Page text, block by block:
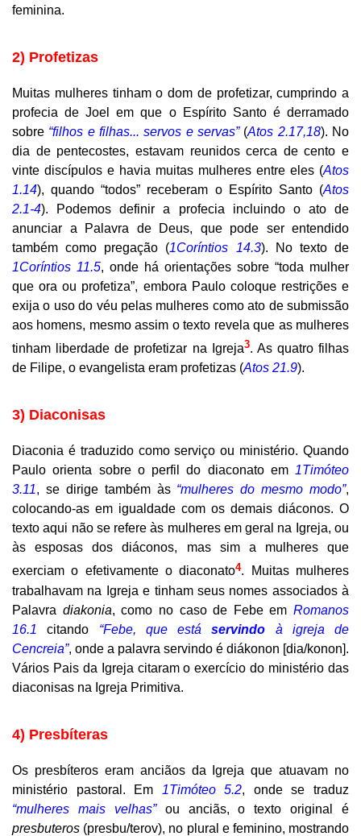
feminina.
2) Profetizas
Muitas mulheres tinham o dom de profetizar, cumprindo a
profecia de Joel em que o Espírito Santo é derramado
sobre “filhos e filhas... servos e servas” (Atos 2.17,18). No
dia de pentecostes, estavam reunidos cerca de cento e
vinte discípulos e havia muitas mulheres entre eles (Atos
1.14), quando “todos” receberam o Espírito Santo (Atos
2.1-4). Podemos definir a profecia incluindo o ato de
anunciar a Palavra de Deus, que pode ser entendido
também como pregação (1Coríntios 14.3). No texto de
1Coríntios 11.5, onde há orientações sobre “toda mulher
que ora ou profetiza”, embora Paulo coloque restrições e
exija o uso do véu pelas mulheres como ato de submissão
aos homens, mesmo assim o texto revela que as mulheres
tinham liberdade de profetizar na Igreja3. As quatro filhas
de Filipe, o evangelista eram profetizas (Atos 21.9).
3) Diaconisas
Diaconia é traduzido como serviço ou ministério. Quando
Paulo orienta sobre o perfil do diaconato em 1Timóteo
3.11, se dirige também às “mulheres do mesmo modo”,
colocando-as em igualdade com os demais diáconos. O
texto aqui não se refere às mulheres em geral na Igreja, ou
às esposas dos diáconos, mas sim a mulheres que
exerciam o efetivamente o diaconato4. Muitas mulheres
trabalhavam na Igreja e tinham seus nomes associados à
Palavra diakonia, como no caso de Febe em Romanos
16.1 citando “Febe, que estáservindo à igreja de
Cencreia”, onde a palavra servindo é diákonon [dia/konon].
Vários Pais da Igreja citaram o exercício do ministério das
diaconisas na Igreja Primitiva.
4) Presbíteras
Os presbíteros eram anciãos da Igreja que atuavam no
ministério pastoral. Em 1Timóteo 5.2, onde se traduz
“mulheres mais velhas”ou anciãs, o texto original é
presbuteros (presbu/terov), no plural e feminino, mostrando